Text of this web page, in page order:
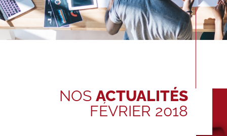
NOS ACTUALITÉS
FÉVRIER 2018